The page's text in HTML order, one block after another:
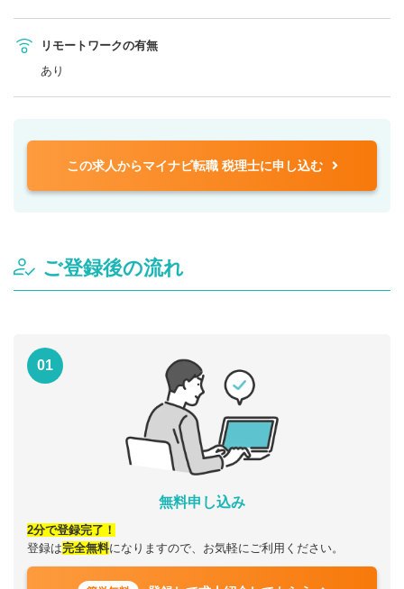
リモートワークの有無
あり
この求人からマイナビ転職 税理士に申し込む
ご登録後の流れ
01
無料申し込み
2分で登録完了！
登録は完全無料になりますので、お気軽にご利用ください。